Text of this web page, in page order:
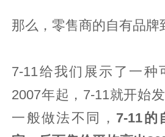
那么，零售商的自有品牌
7-11给我们展示了一种
2007年起，7-11就开始
一般做法不同， 7-11的